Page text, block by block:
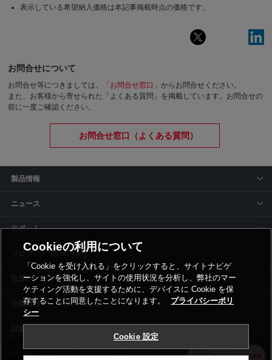
表示している希望納入価格は本記事掲載時点の価格です。
お問合せについて
お問合せ等につきましては、「 お問合せ窓口 」からお問合せください。
また、お客様から寄せられた「よくある質問」を掲載しています。お問合せの
前に一度ご確認ください。
お問合せ窓口（よくある質問）
製品情報
ニュース
サポート
siyaku-blog
取扱いメーカー
事業所一覧
利用規約 プライバシーポリシー コーポレートサイト Cookie設定
Cookieの利用について
「Cookie を受け入れる」をクリックすると、サイトナビゲ
ーションを強化し、サイトの使用状況を分析し、弊社のマー
ケティング活動を支援するために、デバイスに Cookie を保
存することに同意したことになります。
プライバシーポリ
シー
Cookie 設定